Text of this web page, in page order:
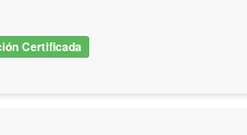
Certificada